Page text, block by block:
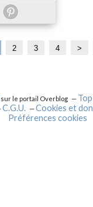
2 3 4 >
sur le portail Overblog
C.G.U.
Cookies et
Préférences cookies